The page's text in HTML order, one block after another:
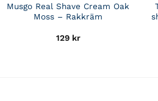
Musgo Real Shave Cream Oak
Moss – Rakkräm
129 kr